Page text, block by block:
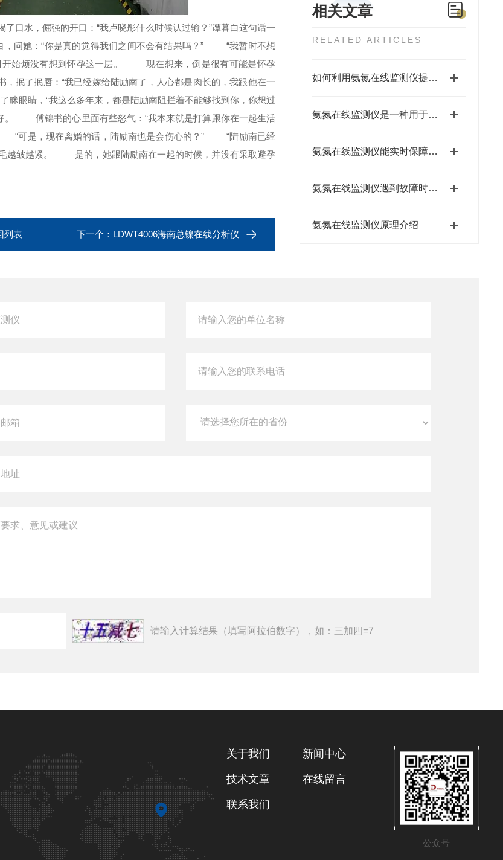
相关文章
RELATED ARTICLES
如何利用氨氮在线监测仪提升工业废水处理的精准度
氨氮在线监测仪是一种用于实时监测水体中氨氮含量的设备
氨氮在线监测仪能实时保障水质安全
氨氮在线监测仪遇到故障时的分析方法
氨氮在线监测仪原理介绍
口水，倔强的开口：“我卢晓彤什么时候认过输？”谭暮白这句话一
问她：“你是真的觉得我们之间不会有结果吗？” “我暂时不想
烦没有想到怀孕这一层。 现在想来，倒是很有可能是怀孕
了抿唇：“我已经嫁给陆励南了，人心都是肉长的，我跟他在一
睛，“我这么多年来，都是陆励南阻拦着不能够找到你，你想过
傅锦书的心里面有些怒气：“我本来就是打算跟你在一起生活
“可是，现在离婚的话，陆励南也是会伤心的？” “陆励南已经
越皱越紧。 是的，她跟陆励南在一起的时候，并没有采取避孕
列表 下一个： LDWT4006海南总镍在线分析仪
请输入计算结果（填写阿拉伯数字），如：三加四=7
公众号
关于我们 新闻中心
技术文章 在线留言
联系我们